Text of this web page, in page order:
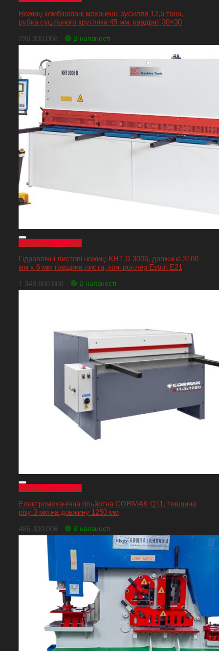
Ножиці комбіновані механічні, зусилля 12,5 тонн,
рубка суцільного кругляка 45 мм, квадрат 30×30
296 300,00₴ 🟢 В наявності
Швидкий перегляд
Гідравлічні листові ножиці KHT D 3006, довжина 3100
мм х 6 мм товщина листа, контроллер Estun E21
1 349 600,00₴ 🟢 В наявності
Швидкий перегляд
Електромеханічна гільйотна CORMAK Q11, товщина
різу 3 мм на довжину 1250 мм
486 300,00₴ 🟢 В наявності